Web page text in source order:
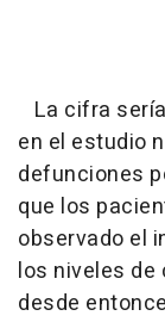
La cifra
en el estudio
defunciones
que los
observado el
los niveles de
desde